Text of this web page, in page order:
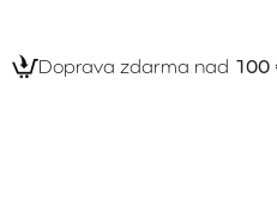
Doprava zdarma nad 100